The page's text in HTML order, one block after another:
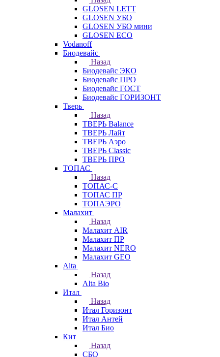
GLOSEN LETT
GLOSEN УБО
GLOSEN УБО мини
GLOSEN ECO
Vodanoff
Биодевайс
Назад
Биодевайс ЭКО
Биодевайс ПРО
Биодевайс ГОСТ
Биодевайс ГОРИЗОНТ
Тверь
Назад
ТВЕРЬ Balance
ТВЕРЬ Лайт
ТВЕРЬ Аэро
ТВЕРЬ Classic
ТВЕРЬ ПРО
ТОПАС
Назад
ТОПАС-С
ТОПАС ПР
ТОПАЭРО
Малахит
Назад
Малахит AIR
Малахит ПР
Малахит NERO
Малахит GEO
Alta
Назад
Alta Bio
Итал
Назад
Итал Горизонт
Итал Антей
Итал Био
Кит
Назад
СБО